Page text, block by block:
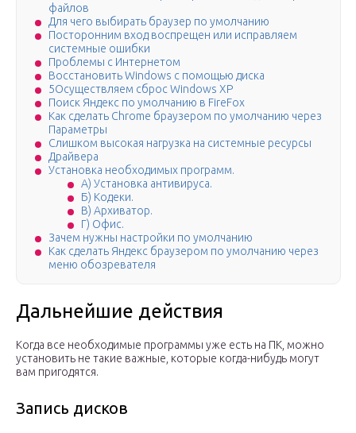
файлов
Для чего выбирать браузер по умолчанию
Посторонним вход воспрещен или исправляем
системные ошибки
Проблемы с Интернетом
Восстановить Windows с помощью диска
5Осуществляем сброс Windows XP
Поиск Яндекс по умолчанию в FireFox
Как сделать Chrome браузером по умолчанию через
Параметры
Слишком высокая нагрузка на системные ресурсы
Драйвера
Установка необходимых программ.
А) Установка антивируса.
Б) Кодеки.
В) Архиватор.
Г) Офис.
Зачем нужны настройки по умолчанию
Как сделать Яндекс браузером по умолчанию через
меню обозревателя
Дальнейшие действия
Когда все необходимые программы уже есть на ПК, можно
установить не такие важные, которые когда-нибудь могут
вам пригодятся.
Запись дисков